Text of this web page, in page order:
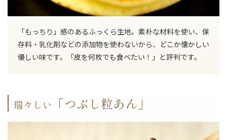
「もっちり」感のあるふっくら生地。素朴な材料を使い、保
存料・乳化剤などの添加物を使わないから、どこか懐かしい
優しい味です。「皮を何枚でも食べたい！」と評判です。
瑞々しい 「つぶし粒あん」